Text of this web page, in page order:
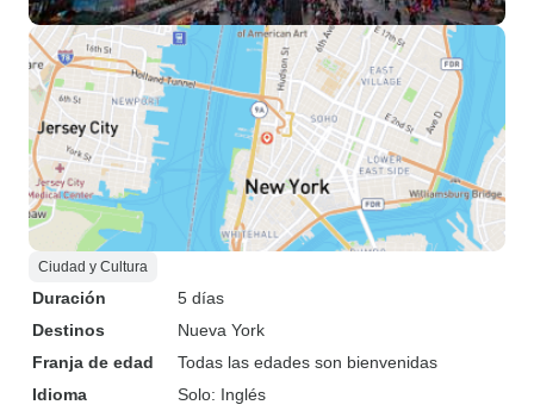
Ciudad y Cultura
Duración
5 días
Destinos
Nueva York
Franja de edad
Todas las edades son bienvenidas
Idioma
Solo: Inglés